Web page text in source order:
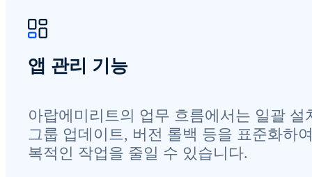
앱 관리 기능
아랍에미리트의 업무 흐름에서는 일괄 설
그룹 업데이트, 버전 롤백 등을 표준화하
복적인 작업을 줄일 수 있습니다.